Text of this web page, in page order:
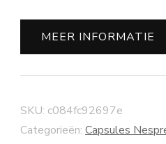
prijs
was:
€3.89.
prijs
is:
MEER INFORMATIE
SKU: c084fc92697e
Categorieën: Capsules